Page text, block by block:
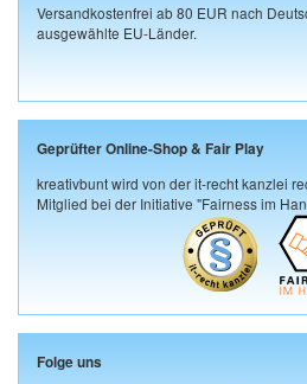
Versandkostenfrei ab 80 EUR nach
ausgewählte EU-Länder.
Geprüfter Online-Shop & Fair Play
kreativbunt wird von der it-recht kanzlei
Mitglied bei der Initiative "Fairness im
Folge uns